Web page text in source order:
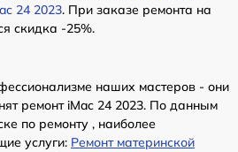
24 2023. При заказе ремонта на
скидка -25%.
наших мастеров - они
ремонт iMac 24 2023. По данным
по ремонту , наиболее
услуги: Ремонт материнской